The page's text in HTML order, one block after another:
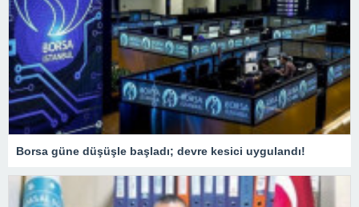
Borsa güne düşüşle başladı; devre kesici uygulandı!